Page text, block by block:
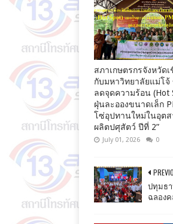
สภาเกษตรกรจังหวัด
กับมหาวิทยาลัยแม่โจ้
ลดจุดความร้อน (Hot
ฝุ่นละอองขนาดเล็ก
โซ่อุปทานใหม่ในอุตส
ผลิตปศุสัตว์ ปีที่ 2”
July 01, 2026 0
ปทุมธา
ฉลอง